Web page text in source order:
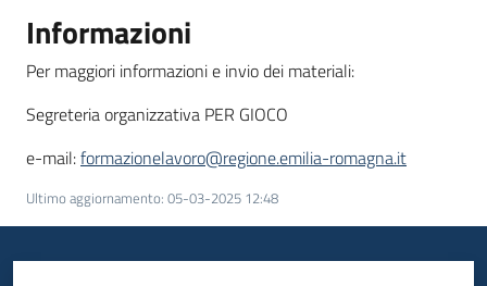
Informazioni
Per maggiori informazioni e invio dei materiali:
Segreteria organizzativa PER GIOCO
e-mail:formazionelavoro@regione.emilia-romagna.it
Ultimo aggiornamento: 05-03-2025 12:48